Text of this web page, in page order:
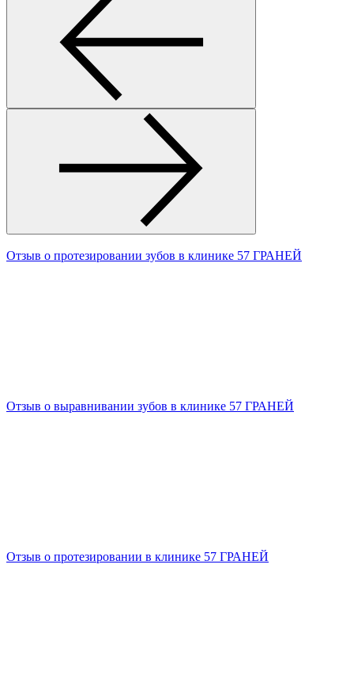
Отзыв о протезировании зубов в клинике 57 ГРАНЕЙ
Отзыв о выравнивании зубов в клинике 57 ГРАНЕЙ
Отзыв о протезировании в клинике 57 ГРАНЕЙ